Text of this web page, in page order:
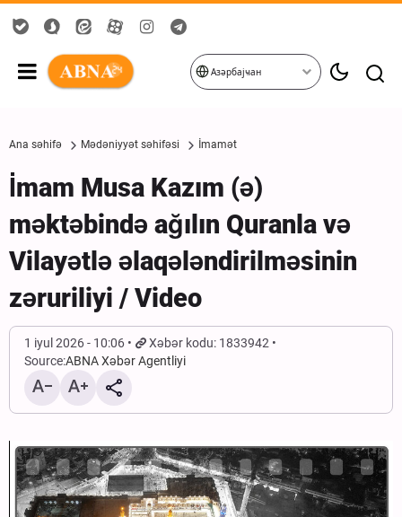
Азәрбајҹан
Ana səhifə Mədəniyyət səhifəsi İmamət
İmam Musa Kazım (ə)
məktəbində ağılın Quranla və
Vilayətlə əlaqələndirilməsinin
zəruriliyi / Video
1 iyul 2026 - 10:06
Xəbər kodu: 1833942
Source:ABNA Xəbər Agentliyi